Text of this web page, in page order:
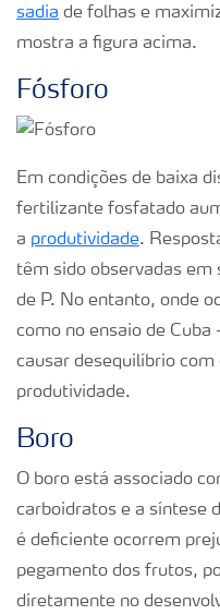
sadia de folhas e
mostra a figura acima.
Fósforo
Em condições de baixa
fertilizante fosfatado
a produtividade.
têm sido observadas em
de P. No entanto, onde
como no ensaio de Cuba
causar desequilíbrio
produtividade.
Boro
O boro está associado
carboidratos e a síntese
é deficiente ocorrem
pegamento dos frutos,
diretamente no